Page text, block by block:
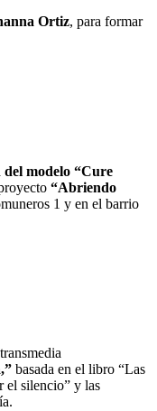
Ortiz, para formar
modelo “Cure
“Abriendo
1 y en el barrio
basada en el libro “Las
el silencio” y las